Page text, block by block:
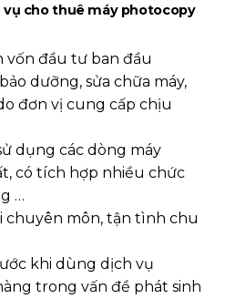
vụ cho thuê máy photocopy
vốn đầu tư ban đầu
dưỡng, sửa chữa máy,
đơn vị cung cấp chịu
dụng các dòng máy
có tích hợp nhiều chức
…
chuyên môn, tận tình chu
khi dùng dịch vụ
trong vấn đề phát sinh